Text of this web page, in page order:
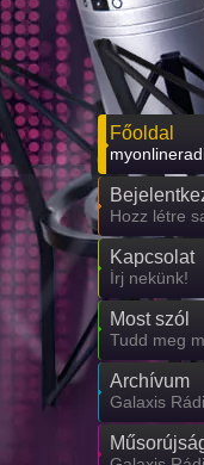
Főoldal
Kapcsolat
Írj nekünk!
Most szól
Archívum